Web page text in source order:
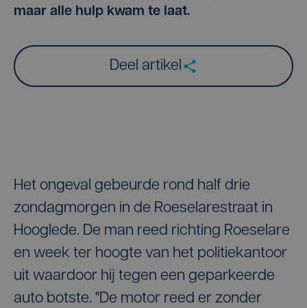
maar alle hulp kwam te laat.
Deel artikel
Het ongeval gebeurde rond half drie
zondagmorgen in de Roeselarestraat in
Hooglede. De man reed richting Roeselare
en week ter hoogte van het politiekantoor
uit waardoor hij tegen een geparkeerde
auto botste. "De motor reed er zonder